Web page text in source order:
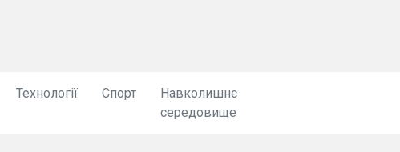
Технології Спорт
Навколишнє
середовище